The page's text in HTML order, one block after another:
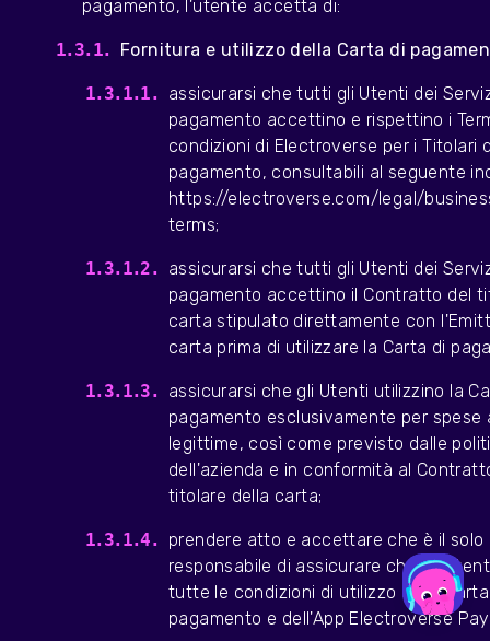
pagamento, l'utente accetta di:
Fornitura e utilizzo della Carta di
assicurarsi che tutti gli Utenti dei
pagamento accettino e rispettino i
condizioni di Electroverse per i Titolari
pagamento, consultabili al seguente
https://electroverse.com/legal/
terms;
assicurarsi che tutti gli Utenti dei
pagamento accettino il Contratto del
carta stipulato direttamente con
carta prima di utilizzare la Carta di
assicurarsi che gli Utenti utilizzino la
pagamento esclusivamente per spese
legittime, così come previsto dalle
dell'azienda e in conformità al
titolare della carta;
prendere atto e accettare che è il solo
responsabile di assicurare che gli
tutte le condizioni di utilizzo della
pagamento e dell'App Electroverse